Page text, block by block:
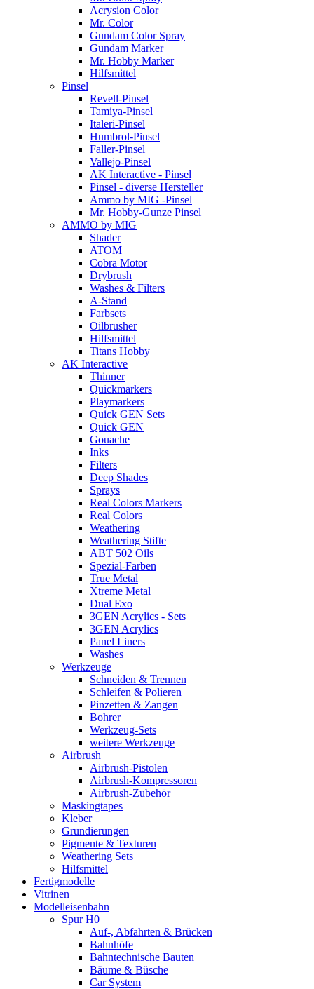
Acrysion Color
Mr. Color
Gundam Color Spray
Gundam Marker
Mr. Hobby Marker
Hilfsmittel
Pinsel
Revell-Pinsel
Tamiya-Pinsel
Italeri-Pinsel
Humbrol-Pinsel
Faller-Pinsel
Vallejo-Pinsel
AK Interactive - Pinsel
Pinsel - diverse Hersteller
Ammo by MIG -Pinsel
Mr. Hobby-Gunze Pinsel
AMMO by MIG
Shader
ATOM
Cobra Motor
Drybrush
Washes & Filters
A-Stand
Farbsets
Oilbrusher
Hilfsmittel
Titans Hobby
AK Interactive
Thinner
Quickmarkers
Playmarkers
Quick GEN Sets
Quick GEN
Gouache
Inks
Filters
Deep Shades
Sprays
Real Colors Markers
Real Colors
Weathering
Weathering Stifte
ABT 502 Oils
Spezial-Farben
True Metal
Xtreme Metal
Dual Exo
3GEN Acrylics - Sets
3GEN Acrylics
Panel Liners
Washes
Werkzeuge
Schneiden & Trennen
Schleifen & Polieren
Pinzetten & Zangen
Bohrer
Werkzeug-Sets
weitere Werkzeuge
Airbrush
Airbrush-Pistolen
Airbrush-Kompressoren
Airbrush-Zubehör
Maskingtapes
Kleber
Grundierungen
Pigmente & Texturen
Weathering Sets
Hilfsmittel
Fertigmodelle
Vitrinen
Modelleisenbahn
Spur H0
Auf-, Abfahrten & Brücken
Bahnhöfe
Bahntechnische Bauten
Bäume & Büsche
Car System